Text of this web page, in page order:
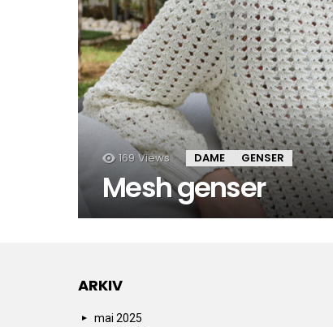
169 Views DAME GENSER
Mesh genser
ARKIV
mai 2025